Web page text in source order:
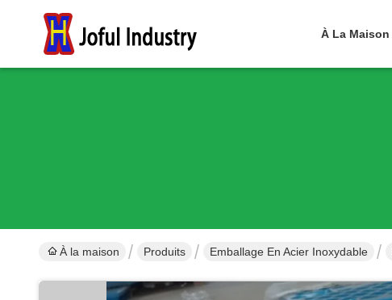
À La Maison
À la maison Produits Emballage En Acier Inoxydable